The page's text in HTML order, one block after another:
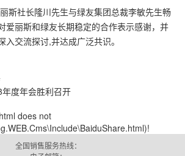
斯社长隆川先生与绿友集团总裁李敏先生畅
爱丽斯和绿友长期稳定的合作表示感谢，并
交流探讨,并达成广泛共识。
度年会胜利召开
does not
全国销售服务热线：